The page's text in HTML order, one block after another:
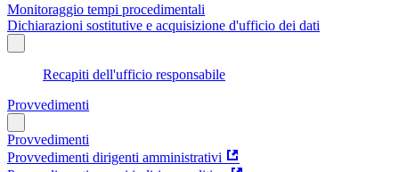
Monitoraggio tempi procedimentali
Dichiarazioni sostitutive e acquisizione d'ufficio dei dati
Recapiti dell'ufficio responsabile
Provvedimenti
Provvedimenti
Provvedimenti dirigenti amministrativi